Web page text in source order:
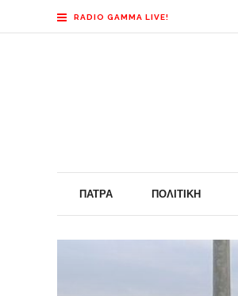
RADIO GAMMA LIVE!
ΠΆΤΡΑ ΠΟΛΙΤΙΚΉ